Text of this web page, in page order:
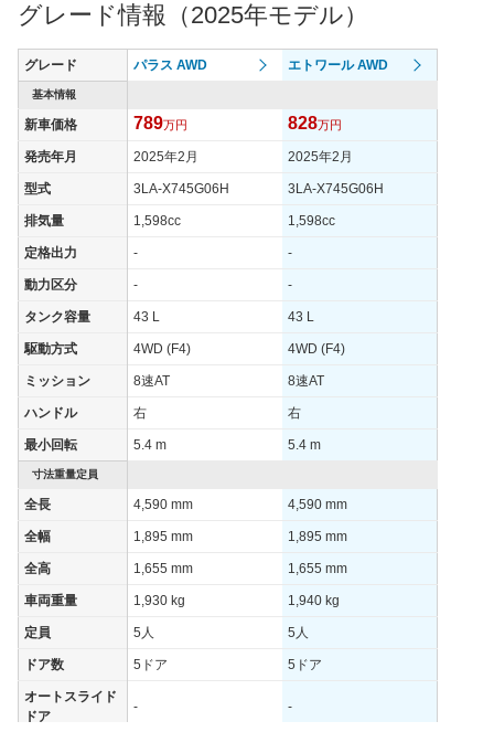
グレード情報（2025年モデル）
グレード パラス AWD エトワール AWD
基本情報
新車価格 789万円 828万円
発売年月 2025年2月 2025年2月
型式 3LA-X745G06H 3LA-X745G06H
排気量 1,598cc 1,598cc
定格出力 - -
動力区分 - -
タンク容量 43 L 43 L
駆動方式 4WD (F4) 4WD (F4)
ミッション 8速AT 8速AT
ハンドル 右 右
最小回転 5.4 m 5.4 m
寸法重量定員
全長 4,590 mm 4,590 mm
全幅 1,895 mm 1,895 mm
全高 1,655 mm 1,655 mm
車両重量 1,930 kg 1,940 kg
定員 5人 5人
ドア数 5ドア 5ドア
オートスライド
ドア
- -